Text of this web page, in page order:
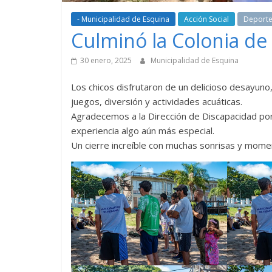
- Municipalidad de Esquina Acción Social
Culminó la Colonia
30 enero, 2025 Municipalidad de Esquina
Los chicos disfrutaron de un delicioso
juegos, diversión y actividades acuáticas.
Agradecemos a la Dirección de Discapacidad
experiencia algo aún más especial.
Un cierre increíble con muchas sonrisas y